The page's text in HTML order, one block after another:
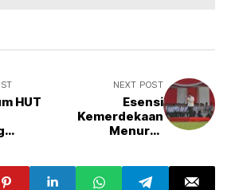
HUT
NEXT POST
Esensi
Kemerdekaan
Menurut